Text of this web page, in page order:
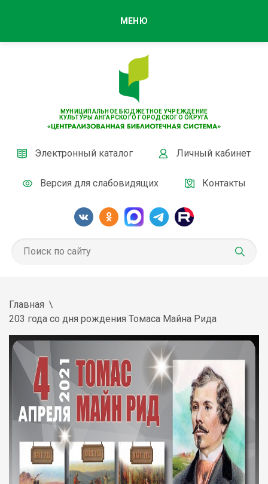
МУНИЦИПАЛЬНОЕ БЮДЖЕТНОЕ УЧРЕЖДЕНИЕ
КУЛЬТУРЫ АНГАРСКОГО ГОРОДСКОГО ОКРУГА
Электронный каталог Личный кабинет
Версия для слабовидящих Контакты
МЕНЮ
Главная
203 года со дня рождения Томаса Майна Рида